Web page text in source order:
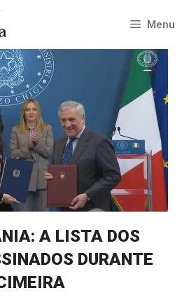
Menu
A LISTA DOS
DURANTE